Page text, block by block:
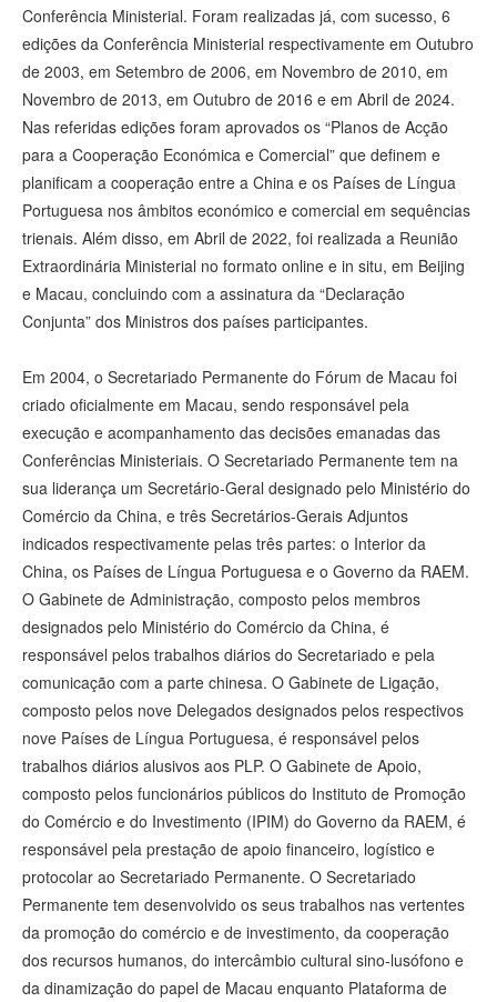
Conferência Ministerial. Foram realizadas já, com sucesso, 6
edições da Conferência Ministerial respectivamente em Outubro
de 2003, em Setembro de 2006, em Novembro de 2010, em
Novembro de 2013, em Outubro de 2016 e em Abril de 2024.
Nas referidas edições foram aprovados os “Planos de Acção
para a Cooperação Económica e Comercial” que definem e
planificam a cooperação entre a China e os Países de Língua
Portuguesa nos âmbitos económico e comercial em sequências
trienais. Além disso, em Abril de 2022, foi realizada a Reunião
Extraordinária Ministerial no formato online e in situ, em Beijing
e Macau, concluindo com a assinatura da “Declaração
Conjunta” dos Ministros dos países participantes.
Em 2004, o Secretariado Permanente do Fórum de Macau foi
criado oficialmente em Macau, sendo responsável pela
execução e acompanhamento das decisões emanadas das
Conferências Ministeriais. O Secretariado Permanente tem na
sua liderança um Secretário-Geral designado pelo Ministério do
Comércio da China, e três Secretários-Gerais Adjuntos
indicados respectivamente pelas três partes: o Interior da
China, os Países de Língua Portuguesa e o Governo da RAEM.
O Gabinete de Administração, composto pelos membros
designados pelo Ministério do Comércio da China, é
responsável pelos trabalhos diários do Secretariado e pela
comunicação com a parte chinesa. O Gabinete de Ligação,
composto pelos nove Delegados designados pelos respectivos
nove Países de Língua Portuguesa, é responsável pelos
trabalhos diários alusivos aos PLP. O Gabinete de Apoio,
composto pelos funcionários públicos do Instituto de Promoção
do Comércio e do Investimento (IPIM) do Governo da RAEM, é
responsável pela prestação de apoio financeiro, logístico e
protocolar ao Secretariado Permanente. O Secretariado
Permanente tem desenvolvido os seus trabalhos nas vertentes
da promoção do comércio e de investimento, da cooperação
dos recursos humanos, do intercâmbio cultural sino-lusófono e
da dinamização do papel de Macau enquanto Plataforma de